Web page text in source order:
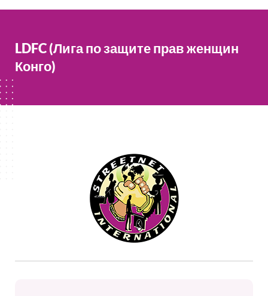
LDFC (Лига по защите прав женщин
Конго)